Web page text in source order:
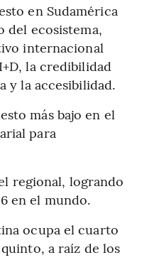
en Sudamérica
del ecosistema,
internacional
la credibilidad
y la accesibilidad.
más bajo en el
para
regional, logrando
en el mundo.
ocupa el cuarto
a raíz de los